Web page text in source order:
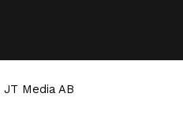
JT Media AB